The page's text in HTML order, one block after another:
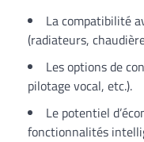
La compatibilité
(radiateurs,
Les options de
pilotage vocal, etc.).
Le potentiel
fonctionnalités